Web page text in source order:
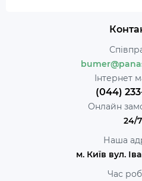
Інтернет
(044)
Онлайн
24/7
Наша
м. Київ вул.
Час